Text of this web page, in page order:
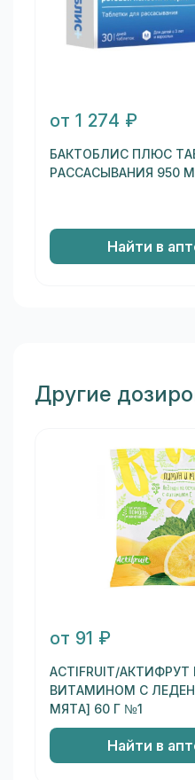
от 1 274 ₽
БАКТОБЛИС ПЛЮС
РАССАСЫВАНИЯ 950
Найти в
Другие
от 91 ₽
ACTIFRUIT/
ВИТАМИНОМ С
МЯТА] 60 Г №1
Найти в